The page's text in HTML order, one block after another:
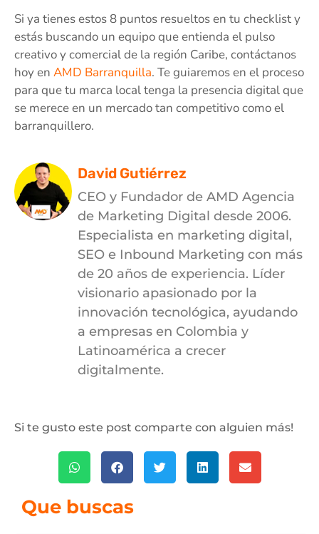
Si ya tienes estos 8 puntos resueltos en tu checklist y
estás buscando un equipo que entienda el pulso
creativo y comercial de la región Caribe, contáctanos
hoy en AMD Barranquilla. Te guiaremos en el proceso
para que tu marca local tenga la presencia digital que
se merece en un mercado tan competitivo como el
barranquillero.
David Gutiérrez
CEO y Fundador de AMD Agencia
de Marketing Digital desde 2006.
Especialista en marketing digital,
SEO e Inbound Marketing con más
de 20 años de experiencia. Líder
visionario apasionado por la
innovación tecnológica, ayudando
a empresas en Colombia y
Latinoamérica a crecer
digitalmente.
Si te gusto este post comparte con alguien más!
Que buscas